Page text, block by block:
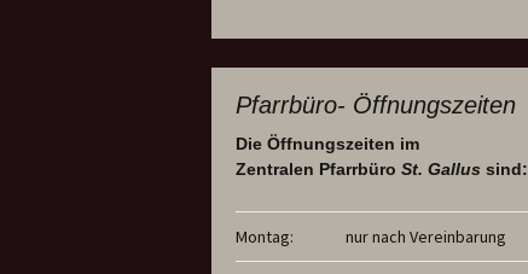
Pfarrbüro- Öffnungszeiten
Die Öffnungszeiten im
Zentralen Pfarrbüro St. Gallus sind:
Montag: nur nach Vereinbarung